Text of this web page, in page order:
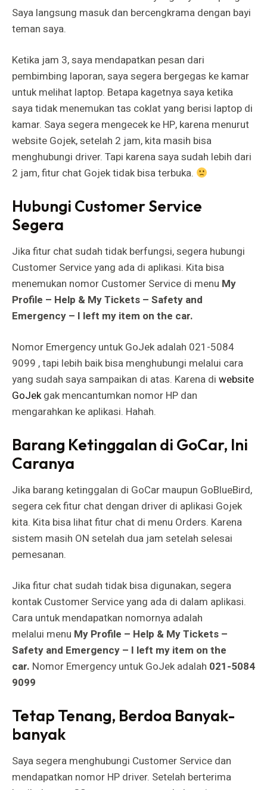
Saya langsung masuk dan bercengkrama dengan bayi
teman saya.
Ketika jam 3, saya mendapatkan pesan dari
pembimbing laporan, saya segera bergegas ke kamar
untuk melihat laptop. Betapa kagetnya saya ketika
saya tidak menemukan tas coklat yang berisi laptop di
kamar. Saya segera mengecek ke HP, karena menurut
website Gojek, setelah 2 jam, kita masih bisa
menghubungi driver. Tapi karena saya sudah lebih dari
2 jam, fitur chat Gojek tidak bisa terbuka.
Hubungi Customer Service
Segera
Jika fitur chat sudah tidak berfungsi, segera hubungi
Customer Service yang ada di aplikasi. Kita bisa
menemukan nomor Customer Service di menu My
Profile – Help & My Tickets – Safety and
Emergency – I left my item on the car.
Nomor Emergency untuk GoJek adalah 021-5084
9099 , tapi lebih baik bisa menghubungi melalui cara
yang sudah saya sampaikan di atas. Karena di website
GoJekgak mencantumkan nomor HP dan
mengarahkan ke aplikasi. Hahah.
Barang Ketinggalan di GoCar, Ini
Caranya
Jika barang ketinggalan di GoCar maupun GoBlueBird,
segera cek fitur chat dengan driver di aplikasi Gojek
kita. Kita bisa lihat fitur chat di menu Orders. Karena
sistem masih ON setelah dua jam setelah selesai
pemesanan.
Jika fitur chat sudah tidak bisa digunakan, segera
kontak Customer Service yang ada di dalam aplikasi.
Cara untuk mendapatkan nomornya adalah
melalui menu My Profile – Help & My Tickets –
Safety and Emergency – I left my item on the
car. Nomor Emergency untuk GoJek adalah 021-5084
9099
Tetap Tenang, Berdoa Banyak-
banyak
Saya segera menghubungi Customer Service dan
mendapatkan nomor HP driver. Setelah berterima